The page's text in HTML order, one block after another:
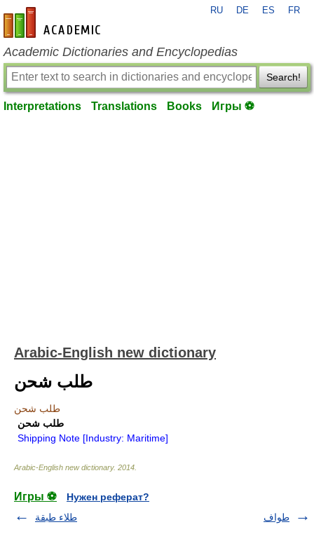
en-academic.com
RU DE ES FR
Academic Dictionaries and Encyclopedias
Search!
Interpretations Translations Books Игры ⚽
Arabic-English new dictionary
طلب شحن
طلب شحن
طلب شحن
Shipping Note [Industry: Maritime]
Arabic-English new dictionary. 2014
Игры ⚽
Нужен реферат?
طلاء طبقة
طواف